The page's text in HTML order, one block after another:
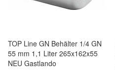
TOP Line GN Behälter 1/4 GN
55 mm 1,1 Liter 265x162x55
NEU Gastlando